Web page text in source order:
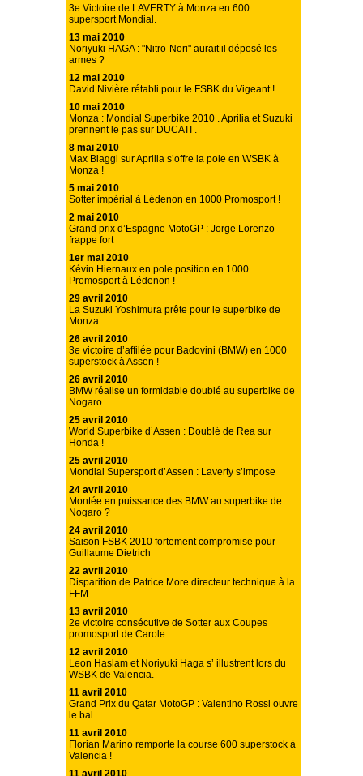
3e Victoire de LAVERTY à Monza en 600
supersport Mondial.
13 mai 2010
Noriyuki HAGA : "Nitro-Nori" aurait il déposé les
armes ?
12 mai 2010
David Nivière rétabli pour le FSBK du Vigeant !
10 mai 2010
Monza : Mondial Superbike 2010 . Aprilia et Suzuki
prennent le pas sur DUCATI .
8 mai 2010
Max Biaggi sur Aprilia s’offre la pole en WSBK à
Monza !
5 mai 2010
Sotter impérial à Lédenon en 1000 Promosport !
2 mai 2010
Grand prix d’Espagne MotoGP : Jorge Lorenzo
frappe fort
1er mai 2010
Kévin Hiernaux en pole position en 1000
Promosport à Lédenon !
29 avril 2010
La Suzuki Yoshimura prête pour le superbike de
Monza
26 avril 2010
3e victoire d’affilée pour Badovini (BMW) en 1000
superstock à Assen !
26 avril 2010
BMW réalise un formidable doublé au superbike de
Nogaro
25 avril 2010
World Superbike d’Assen : Doublé de Rea sur
Honda !
25 avril 2010
Mondial Supersport d’Assen : Laverty s’impose
24 avril 2010
Montée en puissance des BMW au superbike de
Nogaro ?
24 avril 2010
Saison FSBK 2010 fortement compromise pour
Guillaume Dietrich
22 avril 2010
Disparition de Patrice More directeur technique à la
FFM
13 avril 2010
2e victoire consécutive de Sotter aux Coupes
promosport de Carole
12 avril 2010
Leon Haslam et Noriyuki Haga s’ illustrent lors du
WSBK de Valencia.
11 avril 2010
Grand Prix du Qatar MotoGP : Valentino Rossi ouvre
le bal
11 avril 2010
Florian Marino remporte la course 600 superstock à
Valencia !
11 avril 2010